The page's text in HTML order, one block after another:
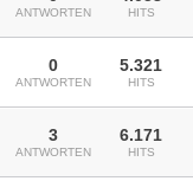
ANTWORTEN HITS
0
ANTWORTEN
5.321
HITS
3
ANTWORTEN
6.171
HITS